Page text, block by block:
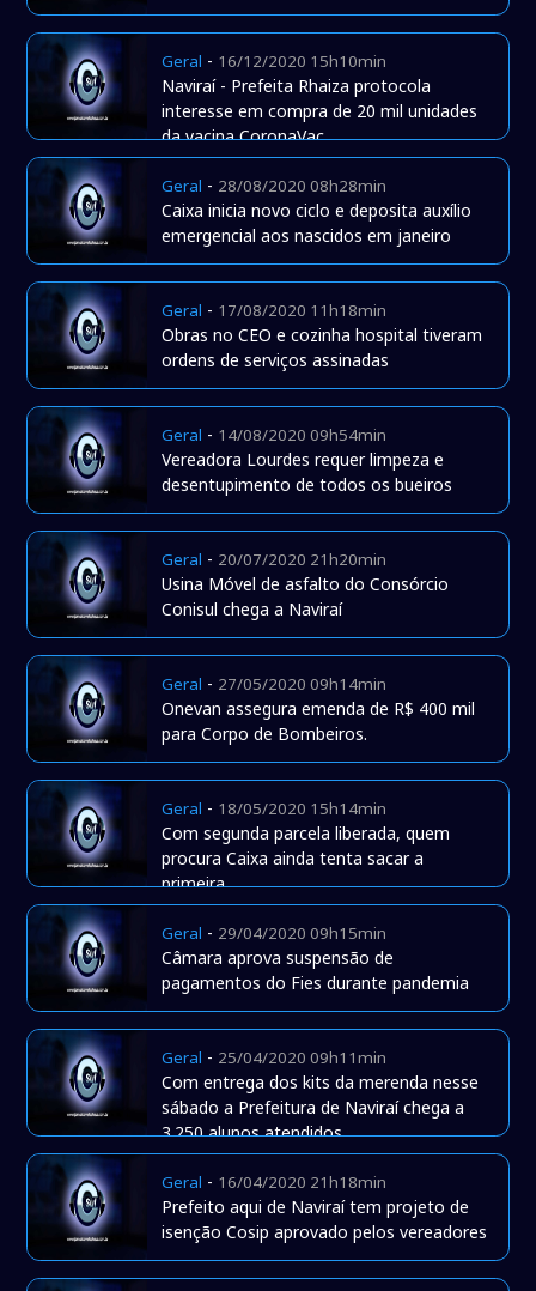
Geral - 16/12/2020 15h10min
Naviraí - Prefeita Rhaiza protocola
interesse em compra de 20 mil unidades
da vacina CoronaVac
Geral - 28/08/2020 08h28min
Caixa inicia novo ciclo e deposita auxílio
emergencial aos nascidos em janeiro
Geral - 17/08/2020 11h18min
Obras no CEO e cozinha hospital tiveram
ordens de serviços assinadas
Geral - 14/08/2020 09h54min
Vereadora Lourdes requer limpeza e
desentupimento de todos os bueiros
Geral - 20/07/2020 21h20min
Usina Móvel de asfalto do Consórcio
Conisul chega a Naviraí
Geral - 27/05/2020 09h14min
Onevan assegura emenda de R$ 400 mil
para Corpo de Bombeiros.
Geral - 18/05/2020 15h14min
Com segunda parcela liberada, quem
procura Caixa ainda tenta sacar a
primeira.
Geral - 29/04/2020 09h15min
Câmara aprova suspensão de
pagamentos do Fies durante pandemia
Geral - 25/04/2020 09h11min
Com entrega dos kits da merenda nesse
sábado a Prefeitura de Naviraí chega a
3.250 alunos atendidos
Geral - 16/04/2020 21h18min
Prefeito aqui de Naviraí tem projeto de
isenção Cosip aprovado pelos vereadores